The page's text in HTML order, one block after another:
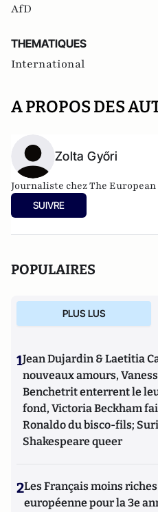
AfD
THEMATIQUES
International
A PROPOS DES
Zolta Győri
Journaliste chez The
SUIVRE
POPULAIRES
PLUS LUS
1Jean Dujardin & Laetitia
nouveaux amours,
Benchetrit enterrent le
fond, Victoria Beckham
Ronaldo du bisco-fils;
Shakespeare queer
2Les Français moins
européenne pour la 3e